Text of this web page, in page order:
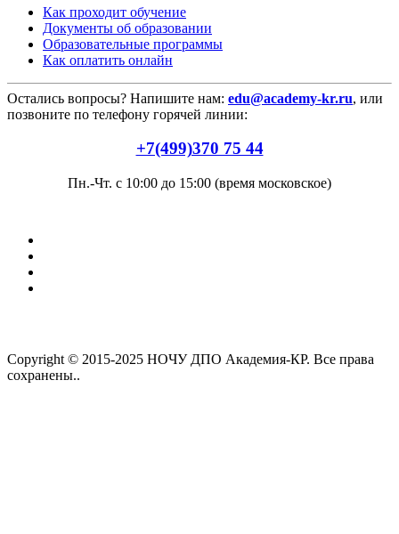
Как проходит обучение
Документы об образовании
Образовательные программы
Как оплатить онлайн
Остались вопросы? Напишите нам: edu@academy-kr.ru, или
позвоните по телефону горячей линии:
+7(499)370 75 44
Пн.-Чт. с 10:00 до 15:00 (время московское)
Copyright © 2015-2025 НОЧУ ДПО Академия-КР. Все права
сохранены..